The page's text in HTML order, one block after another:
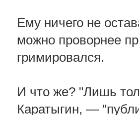
Ему ничего не
можно проворнее
гримировался.
И что же? "Лишь
Каратыгин, —